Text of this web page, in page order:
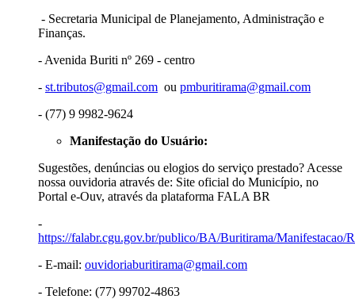
- Secretaria Municipal de Planejamento, Administração e
Finanças.
- Avenida Buriti nº 269 - centro
- st.tributos@gmail.com ou pmburitirama@gmail.com
- (77) 9 9982-9624
Manifestação do Usuário:
Sugestões, denúncias ou elogios do serviço prestado? Acesse
nossa ouvidoria através de: Site oficial do Município, no
Portal e-Ouv, através da plataforma FALA BR
-
https://falabr.cgu.gov.br/publico/BA/Buritirama/Manifestacao/
- E-mail: ouvidoriaburitirama@gmail.com
- Telefone: (77) 99702-4863